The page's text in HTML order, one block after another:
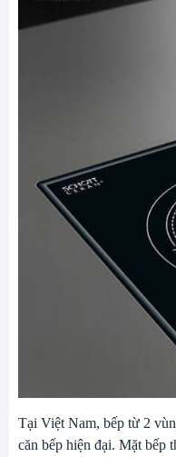
Tại Việt Nam, bếp từ 2
căn bếp hiện đại. Mặt bếp